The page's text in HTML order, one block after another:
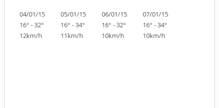
04/01/15
16° - 32°
12km/h
05/01/15
16° - 34°
11km/h
06/01/15
16° - 32°
10km/h
07/01/15
16° - 34°
10km/h